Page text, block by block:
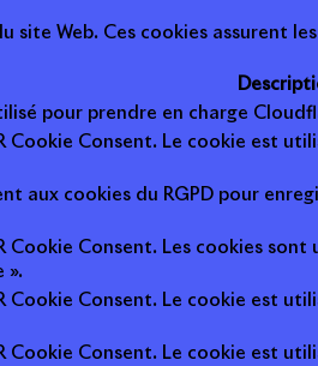
site Web. Ces cookies assurent
pour prendre en charge
Cookie Consent. Le cookie est
aux cookies du RGPD pour
Cookie Consent. Les cookies
».
Cookie Consent. Le cookie est
Cookie Consent. Le cookie est